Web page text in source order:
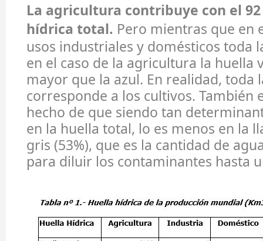
La agricultura contribuye con el
hídrica total. Pero mientras que en
usos industriales y domésticos toda
en el caso de la agricultura la huella
mayor que la azul. En realidad, toda
corresponde a los cultivos. También
hecho de que siendo tan
en la huella total, lo es menos en la
gris (53%), que es la cantidad de
para diluir los contaminantes hasta